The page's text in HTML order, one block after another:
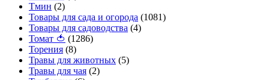
Тмин (2)
Товары для сада и огорода (1081)
Товары для садоводства (4)
Томат 🍅 (1286)
Торения (8)
Травы для животных (5)
Травы для чая (2)